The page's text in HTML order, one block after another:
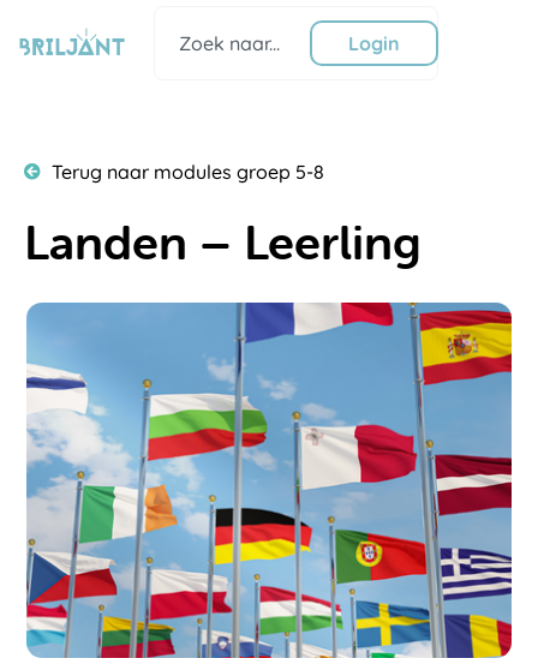
naar
de
Login
Terug naar modules groep 5-8
Landen – Leerling